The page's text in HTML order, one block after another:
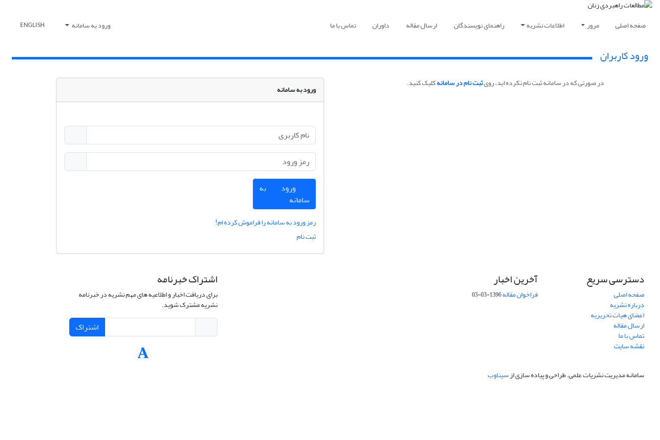
صفحه اصلی مرور اطلاعات نشریه راهنمای نویسندگان ارسال مقاله داوران تماس با ما ورود به سامانه ENGLISH
ورود کاربران
در صورتی که در سامانه ثبت نام نکرده اید، رویثبت نام در سامانهکلیک کنید.
ورود به سامانه
ورود به
سامانه
رمز ورود به سامانه را فراموش کرده ام!
ثبت نام
دسترسی سریع
صفحه اصلی
درباره نشریه
اعضای هیات تحریریه
ارسال مقاله
تماس با ما
نقشه سایت
آخرین اخبار
فراخوان مقاله1396-03-03
اشتراک خبرنامه
برای دریافت اخبار و اطلاعیه های مهم نشریه در خبرنامه
نشریه مشترک شوید.
اشتراک
سامانه مدیریت نشریات علمی.طراحی و پیاده سازی ازسیناوب